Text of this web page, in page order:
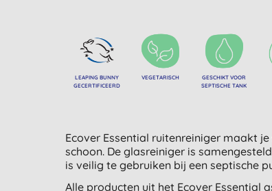
LEAPING BUNNY
GECERTIFICEERD
VEGETARISCH
GESCHIKT VOOR
SEPTISCHE TANK
Ecover Essential ruitenreiniger maakt
schoon. De glasreiniger is
is veilig te gebruiken bij een septische
Alle producten uit het Ecover Essential